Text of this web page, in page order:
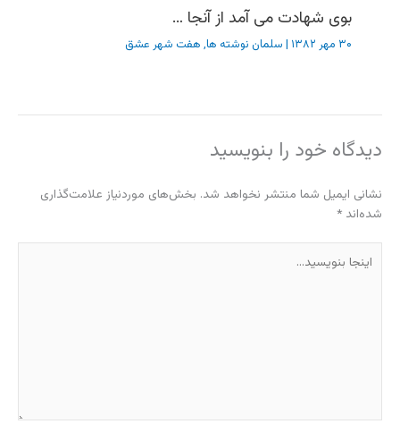
بوی شهادت می آمد از آنجا …
۳۰ مهر ۱۳۸۲ | سلمان نوشته ها, هفت شهر عشق
دیدگاه‌ خود را بنویسید
نشانی ایمیل شما منتشر نخواهد شد. بخش‌های موردنیاز علامت‌گذاری
شده‌اند *
بنویسید…